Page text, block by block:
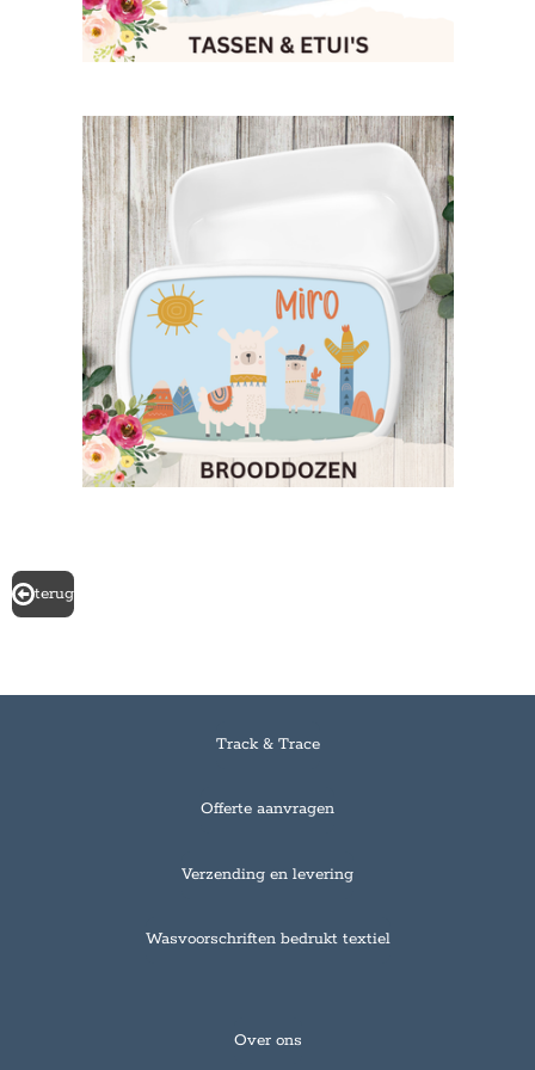
terug
Track & Trace
Offerte aanvragen
Verzending en levering
Wasvoorschriften bedrukt textiel
Over ons